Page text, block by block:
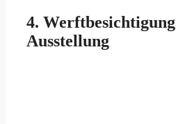
4. Werftbesichtigung
Ausstellung